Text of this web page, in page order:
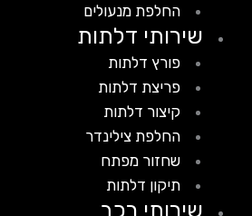
החלפת מנעולים
שירותי דלתות
פורץ דלתות
פריצת דלתות
קיצור דלתות
החלפת צילינדר
שחזור מפתח
תיקון דלתות
שירותי רכב